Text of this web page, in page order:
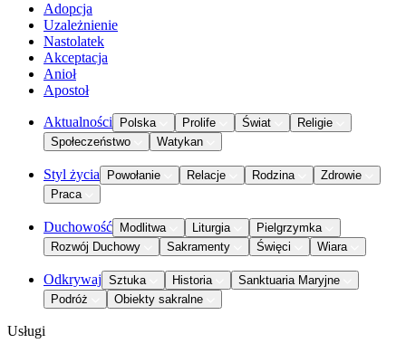
Adopcja
Uzależnienie
Nastolatek
Akceptacja
Anioł
Apostoł
Aktualności Polska Prolife Świat
Religie
Społeczeństwo
Watykan
Styl życia Powołanie Relacje Rodzina
Zdrowie
Praca
Duchowość Modlitwa Liturgia
Pielgrzymka
Rozwój Duchowy
Sakramenty Święci Wiara
Odkrywaj Sztuka Historia
Sanktuaria Maryjne
Podróż
Obiekty sakralne
Usługi